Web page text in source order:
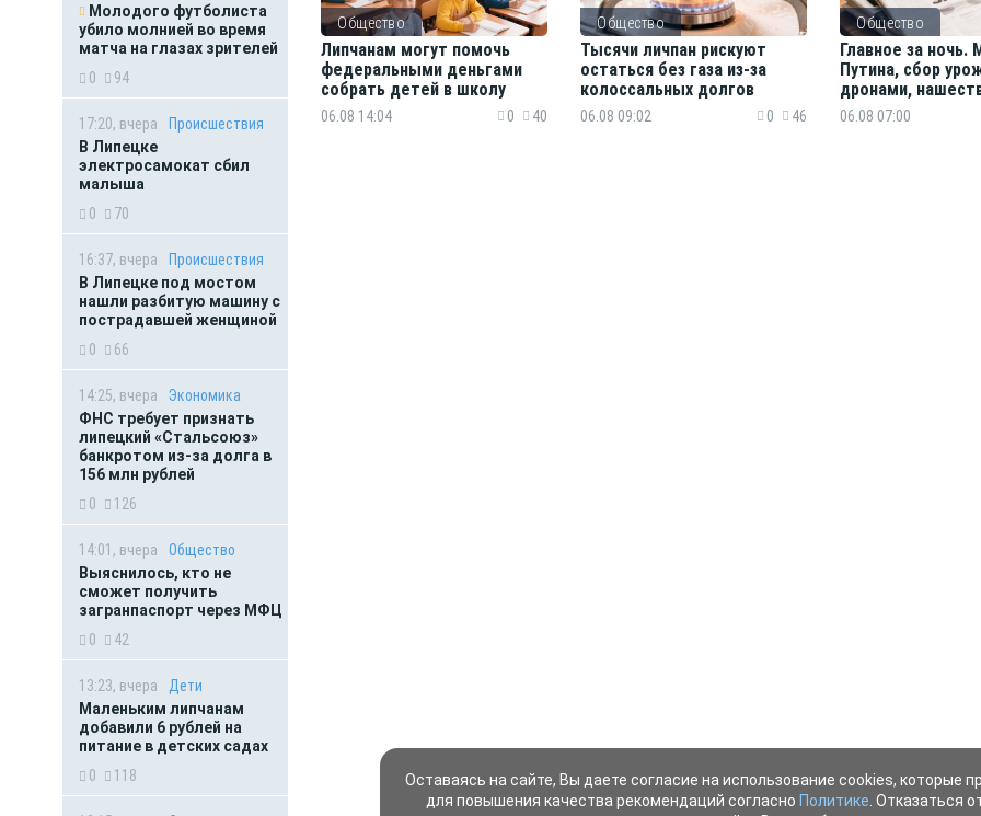
Молодого футболиста
убило молнией во время
матча на глазах зрителей
0
94
17:20, вчера
Происшествия
В Липецке
электросамокат сбил
малыша
0
70
16:37, вчера
Происшествия
В Липецке под мостом
нашли разбитую машину с
пострадавшей женщиной
0
66
14:25, вчера
Экономика
ФНС требует признать
липецкий «Стальсоюз»
банкротом из-за долга в
156 млн рублей
0
126
14:01, вчера
Общество
Выяснилось, кто не
сможет получить
загранпаспорт через МФЦ
0
42
13:23, вчера
Дети
Маленьким липчанам
добавили 6 рублей на
питание в детских садах
0
118
Общество
Липчанам могут помочь
федеральными деньгами
собрать детей в школу
06.08 14:04 0 40
Общество
Тысячи личпан рискуют
остаться без газа из-за
колоссальных долгов
06.08 09:02 0 46
Общество
Главное за ночь.
Путина, сбор
дронами,
ядовитых
06.08 07:00
Оставаясь на сайте, Вы даете согласие на использование cookies, которые
для повышения качества рекомендаций согласно Политике . Отказаться